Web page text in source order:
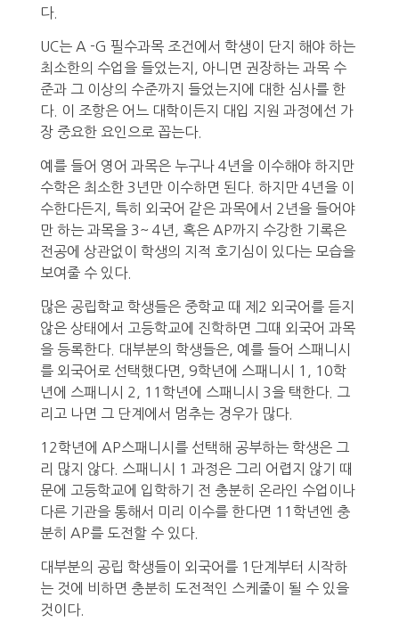
다.
UC는 A -G 필수과목 조건에서 학생이 단지 해야 하는
최소한의 수업을 들었는지, 아니면 권장하는 과목 수
준과 그 이상의 수준까지 들었는지에 대한 심사를 한
다. 이 조항은 어느 대학이든지 대입 지원 과정에선 가
장 중요한 요인으로 꼽는다.
예를 들어 영어 과목은 누구나 4년을 이수해야 하지만
수학은 최소한 3년만 이수하면 된다. 하지만 4년을 이
수한다든지, 특히 외국어 같은 과목에서 2년을 들어야
만 하는 과목을 3~ 4년, 혹은 AP까지 수강한 기록은
전공에 상관없이 학생의 지적 호기심이 있다는 모습을
보여줄 수 있다.
많은 공립학교 학생들은 중학교 때 제2 외국어를 듣지
않은 상태에서 고등학교에 진학하면 그때 외국어 과목
을 등록한다. 대부분의 학생들은, 예를 들어 스패니시
를 외국어로 선택했다면, 9학년에 스패니시 1, 10학
년에 스패니시 2, 11학년에 스패니시 3을 택한다. 그
리고 나면 그 단계에서 멈추는 경우가 많다.
12학년에 AP스패니시를 선택해 공부하는 학생은 그
리 많지 않다. 스패니시 1 과정은 그리 어렵지 않기 때
문에 고등학교에 입학하기 전 충분히 온라인 수업이나
다른 기관을 통해서 미리 이수를 한다면 11학년엔 충
분히 AP를 도전할 수 있다.
대부분의 공립 학생들이 외국어를 1단계부터 시작하
는 것에 비하면 충분히 도전적인 스케줄이 될 수 있을
것이다.